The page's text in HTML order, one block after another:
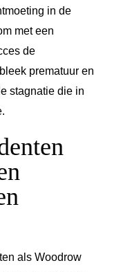
in de
met een
de
prematuur en
stagnatie die in
als Woodrow